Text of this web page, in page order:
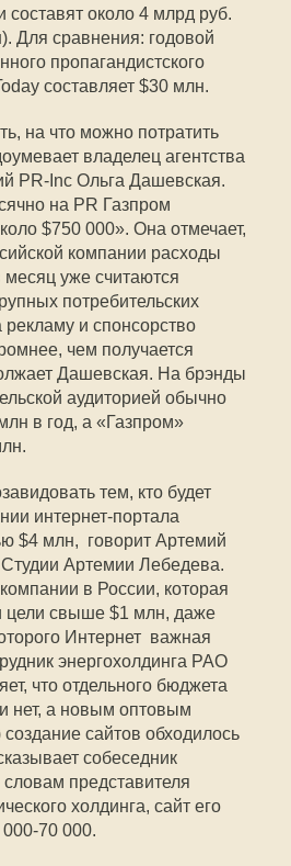
составят около 4 млрд руб.
Для сравнения: годовой
пропагандистского
составляет $30 млн.
на что можно потратить
владелец агентства
PR-Inc Ольга Дашевская. 
на PR Газпром
$750 000». Она отмечает,
компании расходы
уже считаются
потребительских
и спонсорство
чем получается
Дашевская. На брэнды
аудиторией обычно
в год, а «Газпром»
тем, кто будет
интернет-портала
$4 млн,  говорит Артемий
Артемии Лебедева. 
в России, которая
цели свыше $1 млн, даже
Интернет  важная
энергохолдинга РАО
что отдельного бюджета
нет, а новым оптовым
сайтов обходилось
собеседник
представителя
холдинга, сайт его
70 000.